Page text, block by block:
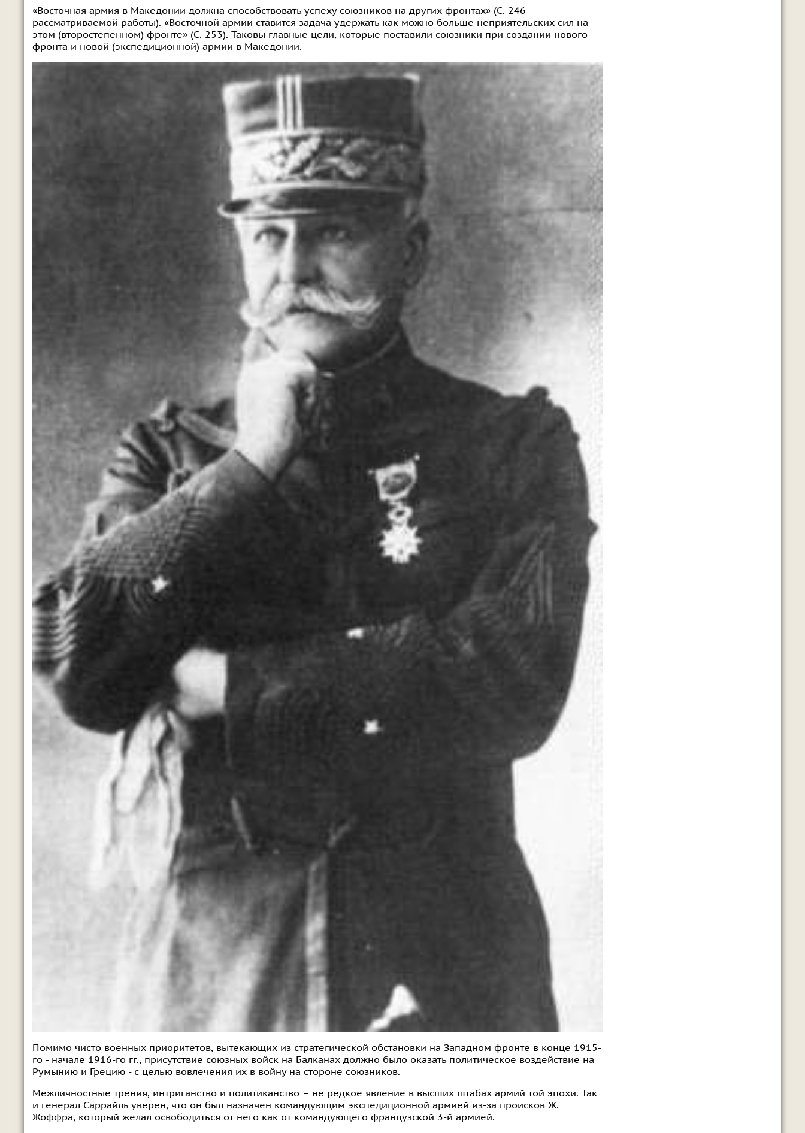
«Восточная армия в Македонии должна способствовать успеху союзников на других фронтах» (С. 246
рассматриваемой работы). «Восточной армии ставится задача удержать как можно больше неприятельских сил на
этом (второстепенном) фронте» (С. 253). Таковы главные цели, которые поставили союзники при создании нового
фронта и новой (экспедиционной) армии в Македонии.
Помимо чисто военных приоритетов, вытекающих из стратегической обстановки на Западном фронте в конце 1915-
го - начале 1916-го гг., присутствие союзных войск на Балканах должно было оказать политическое воздействие на
Румынию и Грецию - с целью вовлечения их в войну на стороне союзников.
Межличностные трения, интриганство и политиканство – не редкое явление в высших штабах армий той эпохи. Так
и генерал Саррайль уверен, что он был назначен командующим экспедиционной армией из-за происков Ж.
Жоффра, который желал освободиться от него как от командующего французской 3-й армией.